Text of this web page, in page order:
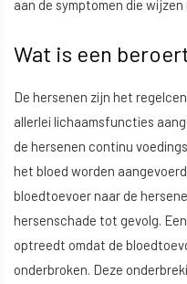
aan de symptomen die
Wat is een
De hersenen zijn het
allerlei lichaamsfuncties
de hersenen continu
het bloed worden
bloedtoevoer naar de
hersenschade tot gevolg.
optreedt omdat de
onderbroken. Deze